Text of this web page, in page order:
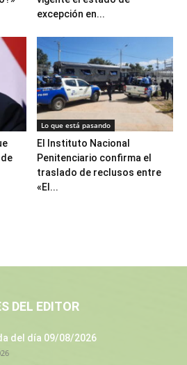
excepción en...
Lo que está pasando
El Instituto Nacional
Penitenciario confirma el
traslado de reclusos entre
«El...
DEL EDITOR
del día 09/08/2026